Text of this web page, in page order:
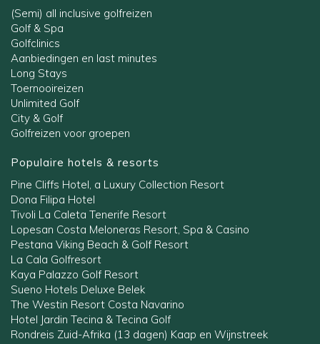
(Semi) all inclusive golfreizen
Golf & Spa
Golfclinics
Aanbiedingen en last minutes
Long Stays
Toernooireizen
Unlimited Golf
City & Golf
Golfreizen voor groepen
Populaire hotels & resorts
Pine Cliffs Hotel, a Luxury Collection Resort
Dona Filipa Hotel
Tivoli La Caleta Tenerife Resort
Lopesan Costa Meloneras Resort, Spa & Casino
Pestana Viking Beach & Golf Resort
La Cala Golfresort
Kaya Palazzo Golf Resort
Sueno Hotels Deluxe Belek
The Westin Resort Costa Navarino
Hotel Jardin Tecina & Tecina Golf
Rondreis Zuid-Afrika (13 dagen) Kaap en Wijnstreek